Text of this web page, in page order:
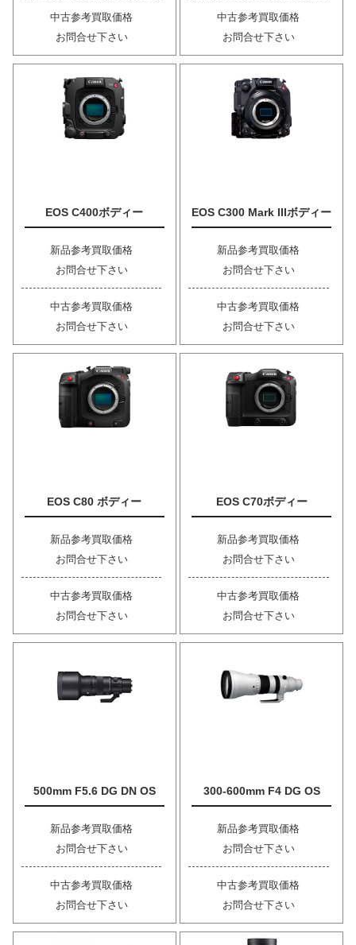
中古参考買取価格
お問合せ下さい
中古参考買取価格
お問合せ下さい
EOS C400ボディー
新品参考買取価格
お問合せ下さい
中古参考買取価格
お問合せ下さい
EOS C300 Mark IIIボディー
新品参考買取価格
お問合せ下さい
中古参考買取価格
お問合せ下さい
EOS C80 ボディー
新品参考買取価格
お問合せ下さい
中古参考買取価格
お問合せ下さい
EOS C70ボディー
新品参考買取価格
お問合せ下さい
中古参考買取価格
お問合せ下さい
500mm F5.6 DG DN OS
新品参考買取価格
お問合せ下さい
中古参考買取価格
お問合せ下さい
300-600mm F4 DG OS
新品参考買取価格
お問合せ下さい
中古参考買取価格
お問合せ下さい